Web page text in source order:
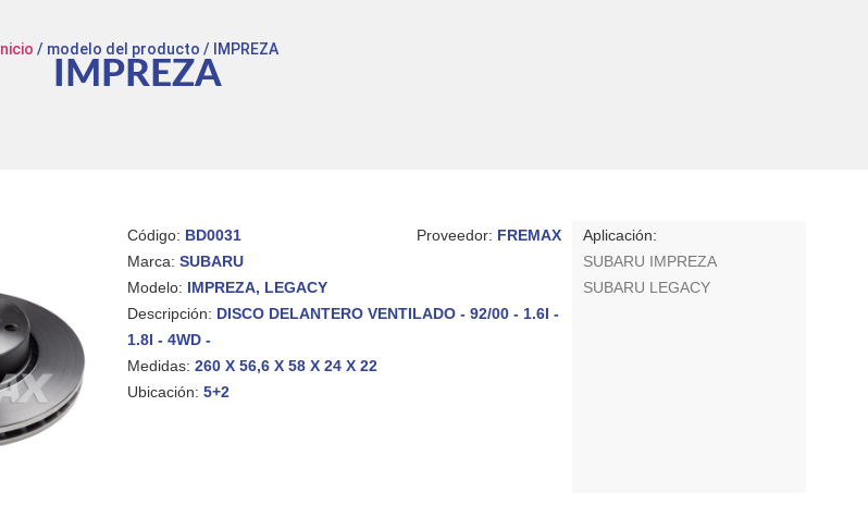
Inicio / modelo del producto / IMPREZA
IMPREZA
Código: BD0031 Proveedor: FREMAX
Marca:SUBARU
Modelo: IMPREZA, LEGACY
Descripción: DISCO DELANTERO VENTILADO - 92/00 - 1.6I -
1.8I - 4WD -
Medidas:260 X 56,6 X 58 X 24 X 22
Ubicación:5+2
Aplicación:
SUBARU IMPREZA
SUBARU LEGACY